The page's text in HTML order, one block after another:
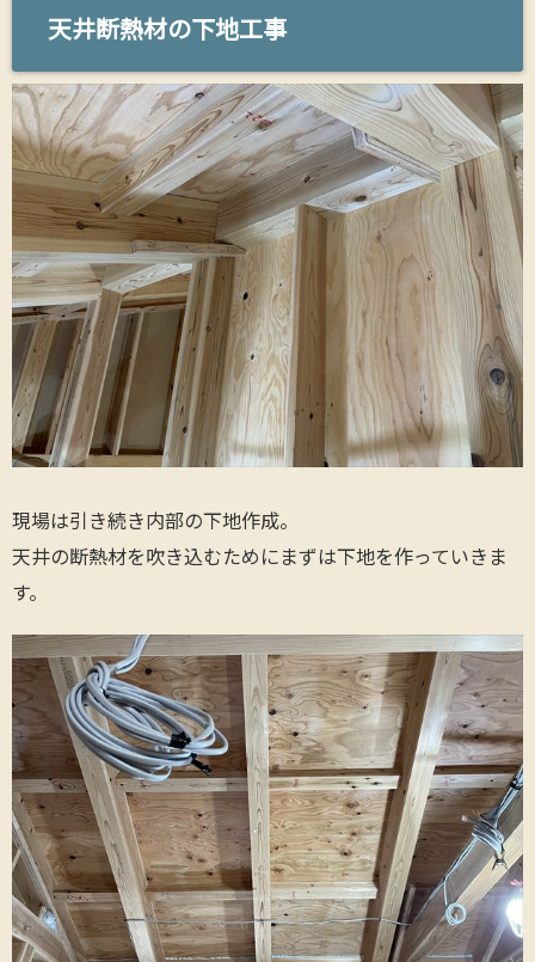
天井断熱材の下地工事
現場は引き続き内部の下地作成。
天井の断熱材を吹き込むためにまずは下地を作っていきま
す。